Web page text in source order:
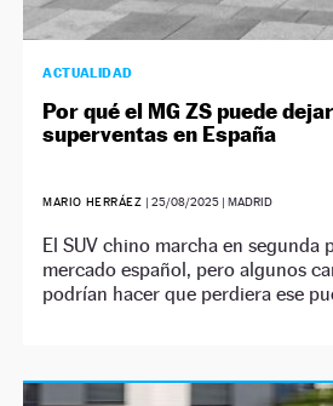
ACTUALIDAD
Por qué el MG ZS puede
superventas en España
MARIO HERRÁEZ | 25/08/2025| MADRID
El SUV chino marcha en segunda
mercado español, pero algunos
podrían hacer que perdiera ese